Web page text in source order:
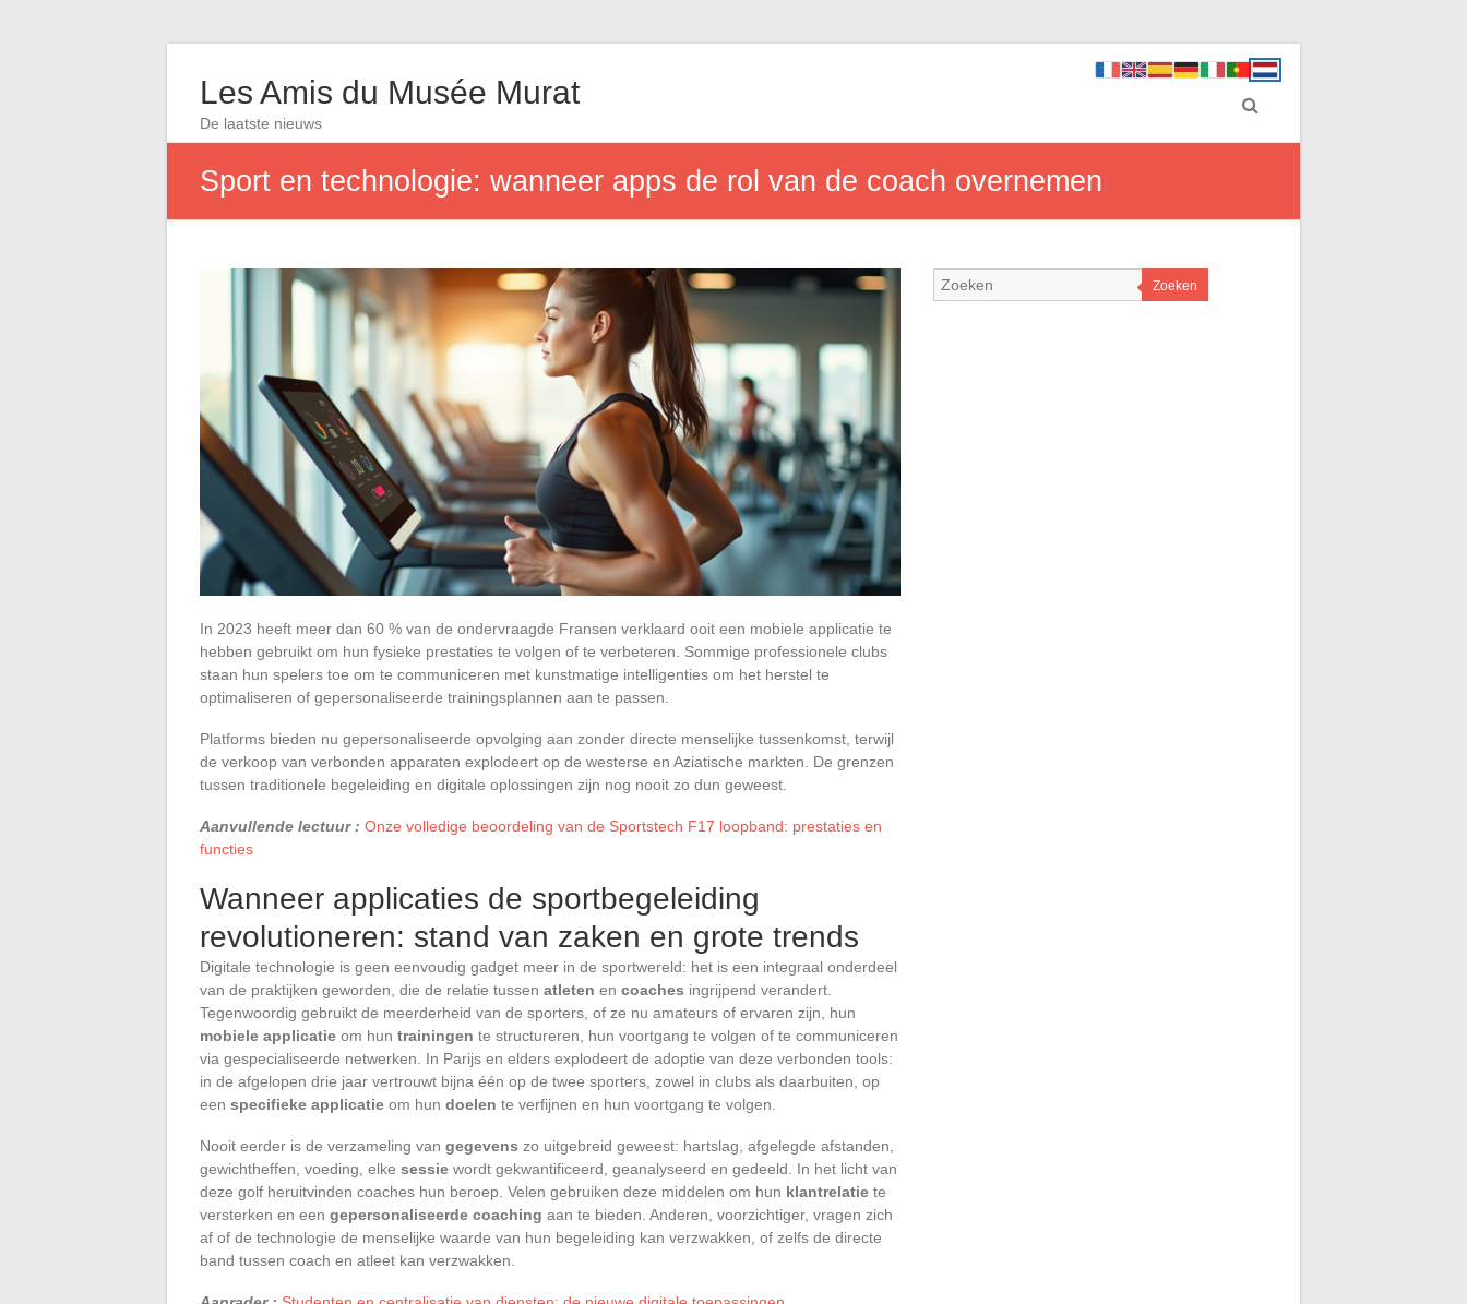
Les Amis du Musée Murat
De laatste nieuws
Sport en technologie: wanneer apps de rol van de coach overnemen
In 2023 heeft meer dan 60 % van de ondervraagde Fransen verklaard ooit een mobiele applicatie te
hebben gebruikt om hun fysieke prestaties te volgen of te verbeteren. Sommige professionele clubs
staan hun spelers toe om te communiceren met kunstmatige intelligenties om het herstel te
optimaliseren of gepersonaliseerde trainingsplannen aan te passen.
Platforms bieden nu gepersonaliseerde opvolging aan zonder directe menselijke tussenkomst, terwijl
de verkoop van verbonden apparaten explodeert op de westerse en Aziatische markten. De grenzen
tussen traditionele begeleiding en digitale oplossingen zijn nog nooit zo dun geweest.
Aanvullende lectuur : Onze volledige beoordeling van de Sportstech F17 loopband: prestaties en
functies
Wanneer applicaties de sportbegeleiding
revolutioneren: stand van zaken en grote trends
Digitale technologie is geen eenvoudig gadget meer in de sportwereld: het is een integraal onderdeel
van de praktijken geworden, die de relatie tussen atleten en coaches ingrijpend verandert.
Tegenwoordig gebruikt de meerderheid van de sporters, of ze nu amateurs of ervaren zijn, hun
mobiele applicatie om hun trainingen te structureren, hun voortgang te volgen of te communiceren
via gespecialiseerde netwerken. In Parijs en elders explodeert de adoptie van deze verbonden tools:
in de afgelopen drie jaar vertrouwt bijna één op de twee sporters, zowel in clubs als daarbuiten, op
een specifieke applicatie om hun doelen te verfijnen en hun voortgang te volgen.
Nooit eerder is de verzameling van gegevens zo uitgebreid geweest: hartslag, afgelegde afstanden,
gewichtheffen, voeding, elke sessie wordt gekwantificeerd, geanalyseerd en gedeeld. In het licht van
deze golf heruitvinden coaches hun beroep. Velen gebruiken deze middelen om hun klantrelatie te
versterken en een gepersonaliseerde coaching aan te bieden. Anderen, voorzichtiger, vragen zich
af of de technologie de menselijke waarde van hun begeleiding kan verzwakken, of zelfs de directe
band tussen coach en atleet kan verzwakken.
Zoeken